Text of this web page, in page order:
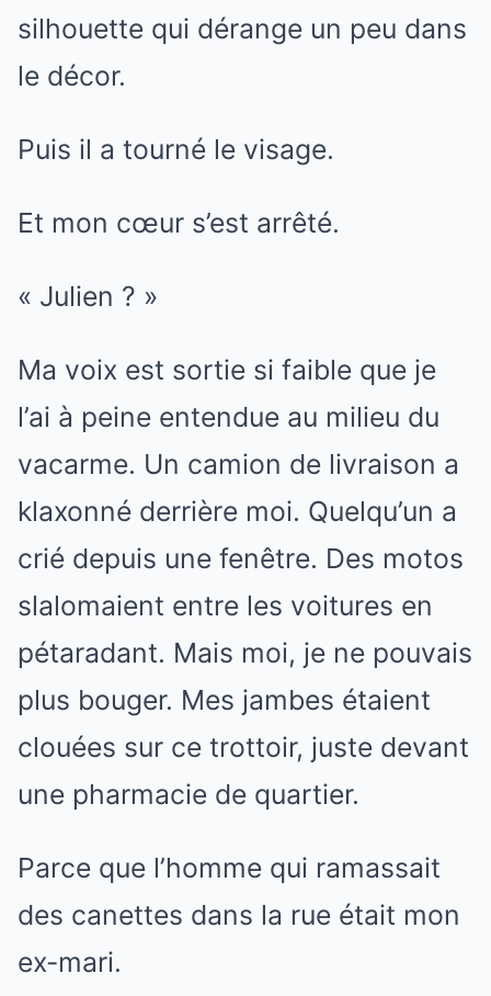
silhouette qui dérange un peu dans
le décor.
Puis il a tourné le visage.
Et mon cœur s’est arrêté.
« Julien ? »
Ma voix est sortie si faible que je
l’ai à peine entendue au milieu du
vacarme. Un camion de livraison a
klaxonné derrière moi. Quelqu’un a
crié depuis une fenêtre. Des motos
slalomaient entre les voitures en
pétaradant. Mais moi, je ne pouvais
plus bouger. Mes jambes étaient
clouées sur ce trottoir, juste devant
une pharmacie de quartier.
Parce que l’homme qui ramassait
des canettes dans la rue était mon
ex-mari.